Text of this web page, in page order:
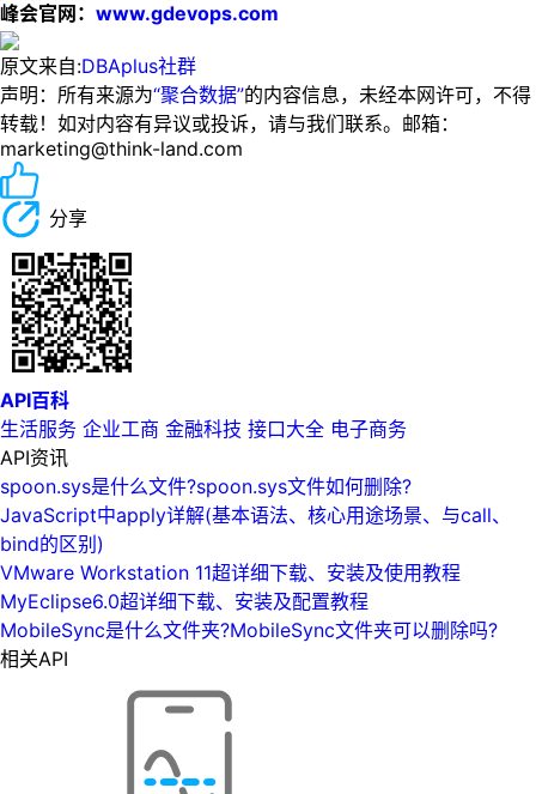
峰会官网： www.gdevops.com
原文来自:DBAplus社群
声明：所有来源为“聚合数据”的内容信息，未经本网许可，不得
转载！如对内容有异议或投诉，请与我们联系。邮箱：
marketing@think-land.com
分享
API百科
生活服务 企业工商 金融科技 接口大全 电子商务
API资讯
spoon.sys是什么文件?spoon.sys文件如何删除?
JavaScript中apply详解(基本语法、核心用途场景、与call、
bind的区别)
VMware Workstation 11超详细下载、安装及使用教程
MyEclipse6.0超详细下载、安装及配置教程
MobileSync是什么文件夹?MobileSync文件夹可以删除吗?
相关API